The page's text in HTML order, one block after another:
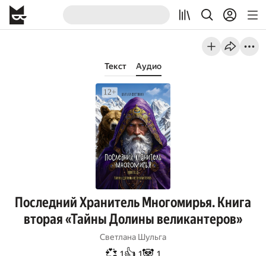
Текст Аудио
Последний Хранитель Многомирья. Книга
вторая «Тайны Долины великантеров»
Светлана Шульга
1 1 1